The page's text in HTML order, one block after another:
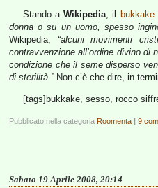
Stando aWikipedia, il bukkake
donna o su un uomo, spesso
Wikipedia, “alcuni movimenti
contravvenzione all’ordine divino
condizione che il seme disperso
di sterilità.”Non c’è che dire, in
[tags]bukkake, sesso, rocco
Pubblicato nella categoria Roomenta | 9
Sabato 19 Aprile 2008, 20:14